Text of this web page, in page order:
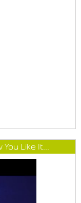
Like It...